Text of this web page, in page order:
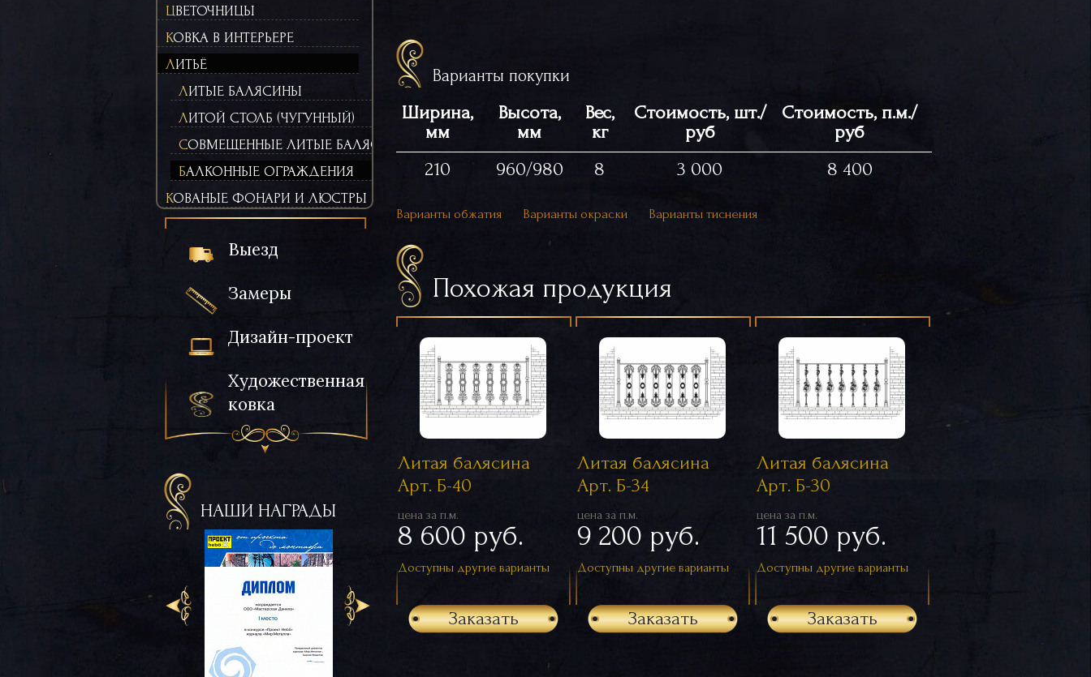
ЦВЕТОЧНИЦЫ
КОВКА В ИНТЕРЬЕРЕ
ЛИТЬЁ
ЛИТЫЕ БАЛЯСИНЫ
ЛИТОЙ СТОЛБ (ЧУГУННЫЙ)
СОВМЕЩЕННЫЕ ЛИТЫЕ БАЛЯСИНЫ (ЧУГУННЫЕ)
БАЛКОННЫЕ ОГРАЖДЕНИЯ
КОВАНЫЕ ФОНАРИ И ЛЮСТРЫ
Выезд
Замеры
Дизайн-проект
Художественная
ковка
НАШИ НАГРАДЫ
Варианты покупки
Ширина,
мм
Высота,
мм
Вес,
кг
Стоимость, шт./
руб
Стоимость, п.м./
руб
210
960/980 8 3 000 8 400
Варианты обжатия Варианты окраски Варианты тиснения
Похожая продукция
Литая балясина
Арт. Б-40
цена за п.м.
8 600 руб.
Доступны другие варианты
Заказать
Литая балясина
Арт. Б-34
цена за п.м.
9 200 руб.
Доступны другие варианты
Заказать
Литая балясина
Арт. Б-30
цена за п.м.
11 500 руб.
Доступны другие варианты
Заказать